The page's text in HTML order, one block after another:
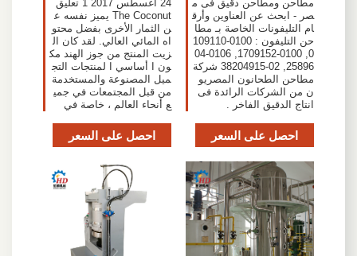
مطاحن ومطاحن دقيق فى م
صر - ابحث عن العناوين وأرق
ام التليفونات الخاصة بـ مطا
حن التليفون : 0100-109110
0, 0100-1709152, 0106-04
25896, 02-38204915 شركة
مطاحن الطحانون المصريو
ن من الشركات الرائدة فى
انتاج الدقيق الفاخر .
احصل على السعر
24 أغسطس 2017 1 تعليق
The Coconut يميز نفسه ع
ن الثمار الأخرى بفضل محتو
اه المائي العالي. لقد كان ال
زيت المنتج من جوز الهند مك
ون ا أساسي ا لمنتجات التج
ميل المصنوعة والمستخدمة
من قبل المجتمعات في جمي
ع أنحاء العالم ، خاصة في
احصل على السعر